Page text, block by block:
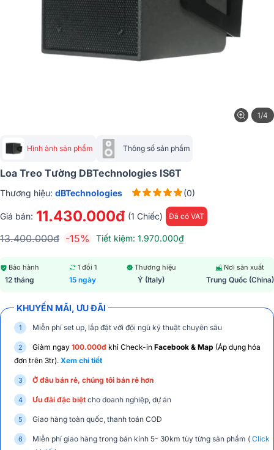
1/4
Hình ảnh sản phẩm Thông số sản phẩm
Loa Treo Tường DBTechnologies IS6T
Thương hiệu: dBTechnologies (0)
Giá bán: 11.430.000đ (1 Chiếc) Đã có VAT
13.400.000đ -15% Tiết kiệm: 1.970.000₫
Bảo hành
12 tháng
1 đổi 1
15 ngày
Thương hiệu
Ý (Italy)
Nơi sản xuất
Trung Quốc (China)
KHUYẾN MÃI, ƯU ĐÃI
Miễn phí set up, lắp đặt với đội ngũ kỹ thuật chuyên sâu
Giảm ngay 100.000đ khi Check-in Facebook & Map (Áp dụng hóa
đơn trên 3tr). Xem chi tiết
Ở đâu bán rẻ, chúng tôi bán rẻ hơn
Ưu đãi đặc biệt cho doanh nghiệp, dự án
Giao hàng toàn quốc, thanh toán COD
Miễn phí giao hàng trong bán kính 5- 30km tùy từng sản phẩm ( Click